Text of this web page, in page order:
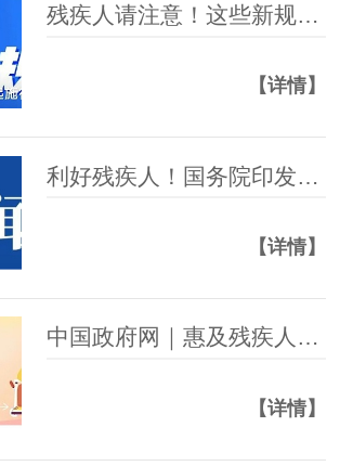
残疾人请注意！这些新规从8月起施行
【详情】
利好残疾人！国务院印发《全民健身计划（2026－2030年）》
【详情】
中国政府网｜惠及残疾人，未来5年补贴、就业、教育有这些暖心变化
【详情】